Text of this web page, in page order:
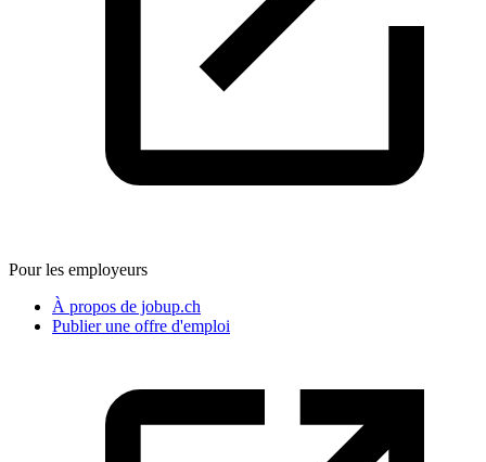
Pour les employeurs
À propos de jobup.ch
Publier une offre d'emploi